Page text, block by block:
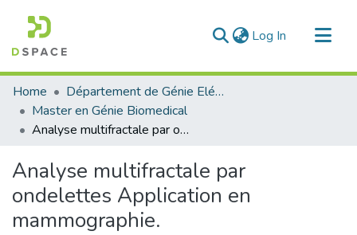
Log In (current)
Communities & Collections
All of DSpace
Statistics
Home
Département de Génie Eléctrique et Electronique
Master en Génie Biomedical
Analyse multifractale par ondelettes Application en mammographie.
Analyse multifractale par
ondelettes Application en
mammographie.